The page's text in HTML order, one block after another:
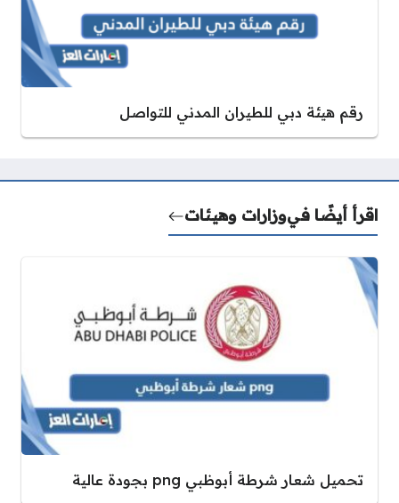
رقم هيئة دبي للطيران المدني للتواصل
اقرأ أيضًا فيوزارات وهيئات
تحميل شعار شرطة أبوظبي png بجودة عالية